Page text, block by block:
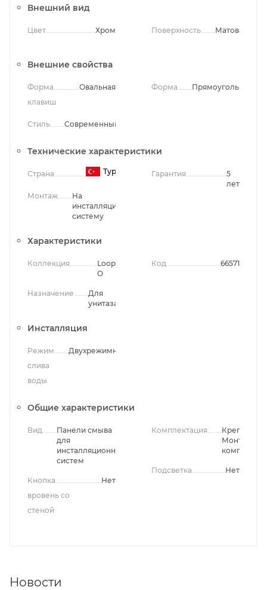
Внешний вид
Цвет Хром Поверхность Матовая
Внешние свойства
Форма
клавиш
Овальная
Стиль Современный
Форма Прямоугольная
Технические характеристики
Страна Турция
Монтаж
На
инсталляционную
систему
Гарантия
5
лет
Характеристики
Коллекция
Loop
O
Назначение
Для
унитаза
Код 66571
Инсталляция
Режим
слива
воды
Двухрежимный
Общие характеристики
Вид
Панели смыва
для
инсталляционных
систем
Кнопка
вровень со
стеной
Нет
Комплектация
Крепления,
Монтажный
комплект
Подсветка Нет
Новости